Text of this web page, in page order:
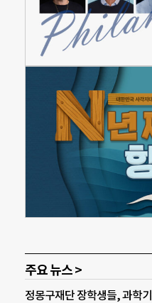
주요 뉴스 >
정몽구재단 장학생들, 과학